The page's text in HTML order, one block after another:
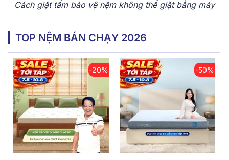
Cách giặt tấm bảo vệ nệm không thể giặt bằng máy
TOP NỆM BÁN CHẠY 2026
-20% -50%